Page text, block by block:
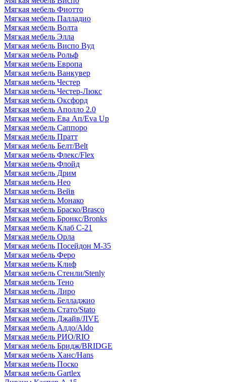
Мягкая мебель Фиотто
Мягкая мебель Палладио
Мягкая мебель Волта
Мягкая мебель Элла
Мягкая мебель Виспо Вуд
Мягкая мебель Рольф
Мягкая мебель Европа
Мягкая мебель Ванкувер
Мягкая мебель Честер
Мягкая мебель Честер-Люкс
Мягкая мебель Оксфорд
Мягкая мебель Аполло 2.0
Мягкая мебель Ева Ап/Eva Up
Мягкая мебель Саппоро
Мягкая мебель Пратт
Мягкая мебель Белт/Belt
Мягкая мебель Флекс/Flex
Мягкая мебель Флойд
Мягкая мебель Дрим
Мягкая мебель Нео
Мягкая мебель Вейв
Мягкая мебель Монако
Мягкая мебель Браско/Brasco
Мягкая мебель Бронкс/Bronks
Мягкая мебель Клаб С-21
Мягкая мебель Орла
Мягкая мебель Посейдон М-35
Мягкая мебель Феро
Мягкая мебель Клиф
Мягкая мебель Стенли/Stenly
Мягкая мебель Тено
Мягкая мебель Лиро
Мягкая мебель Белладжио
Мягкая мебель Стато/Stato
Мягкая мебель Джайв/JIVE
Мягкая мебель Алдо/Aldo
Мягкая мебель РИО/RIO
Мягкая мебель Бридж/BRIDGE
Мягкая мебель Ханс/Hans
Мягкая мебель Поско
Мягкая мебель Gartlex